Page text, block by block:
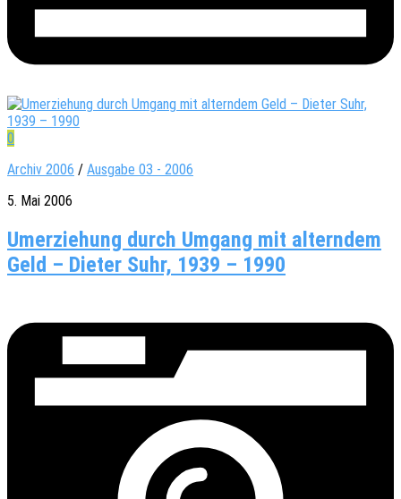
0
Archiv 2006 / Ausgabe 03 - 2006
5. Mai 2006
Umerziehung durch Umgang mit alterndem
Geld – Dieter Suhr, 1939 – 1990